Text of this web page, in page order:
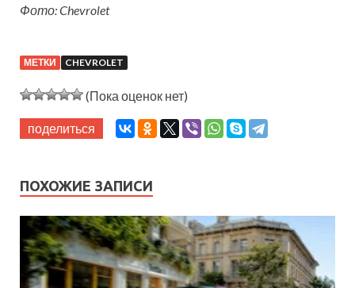
Фото: Chevrolet
МЕТКИ CHEVROLET
(Пока оценок нет)
поделиться
ПОХОЖИЕ ЗАПИСИ